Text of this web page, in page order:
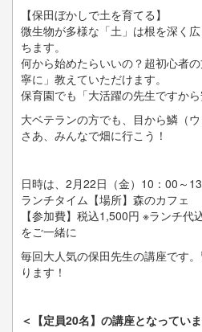
【保田ぼかしで土を育てる】
微生物が多様な「土」は根を深く
ちます。
何から始めたらいいの？超初心者
寧に」教えていただけます。
保育園でも「大活躍の先生ですか
大ベテランの方でも、目から鱗（ウ
さあ、みんなで畑に行こう！
日時は、2月22日（金）10：00～
ランチタイム【場所】森のカフェ
【参加費】税込1,500円 ※ランチ
をご一緒に
毎回大人気の保田先生の講座です
ります！
＜【定員20名】の講座となってい